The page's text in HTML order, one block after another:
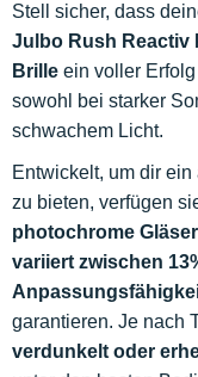
Stell sicher, dass
Julbo Rush Reactiv
Brille ein voller
sowohl bei starker
schwachem Licht.
Entwickelt, um dir
zu bieten, verfügen
photochrome Gläser
variiert zwischen
garantieren. Je nach
verdunkelt oder